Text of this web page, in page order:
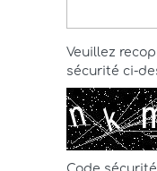
Veuillez
sécurité ci-